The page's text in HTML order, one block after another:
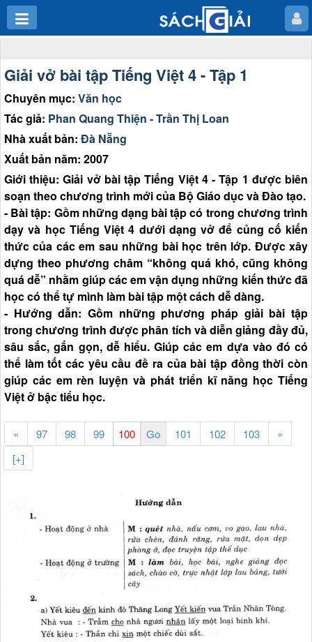
Giải vở bài tập Tiếng Việt 4 - Tập 1
Chuyên mục: Văn học
Tác giả: Phan Quang Thiện - Trần Thị Loan
Nhà xuất bản: Đà Nẵng
Xuất bản năm: 2007
Giới thiệu: Giải vở bài tập Tiếng Việt 4 - Tập 1 được biên
soạn theo chương trình mới của Bộ Giáo dục và Đào tạo.
- Bài tập: Gồm những dạng bài tập có trong chương trình
dạy và học Tiếng Việt 4 dưới dạng vở để củng cố kiến
thức của các em sau những bài học trên lớp. Được xây
dựng theo phương châm “không quá khó, cũng không
quá dễ” nhằm giúp các em vận dụng những kiến thức đã
học có thể tự mình làm bài tập một cách dễ dàng.
- Hướng dẫn: Gồm những phương pháp giải bài tập
trong chương trình được phân tích và diễn giảng đầy đủ,
sâu sắc, gắn gọn, dễ hiểu. Giúp các em dựa vào đó có
thể làm tốt các yêu cầu đề ra của bài tập đồng thời còn
giúp các em rèn luyện và phát triển kĩ năng học Tiếng
Việt ở bậc tiểu học.
« 97 98 99 101 102 103
»
[+]